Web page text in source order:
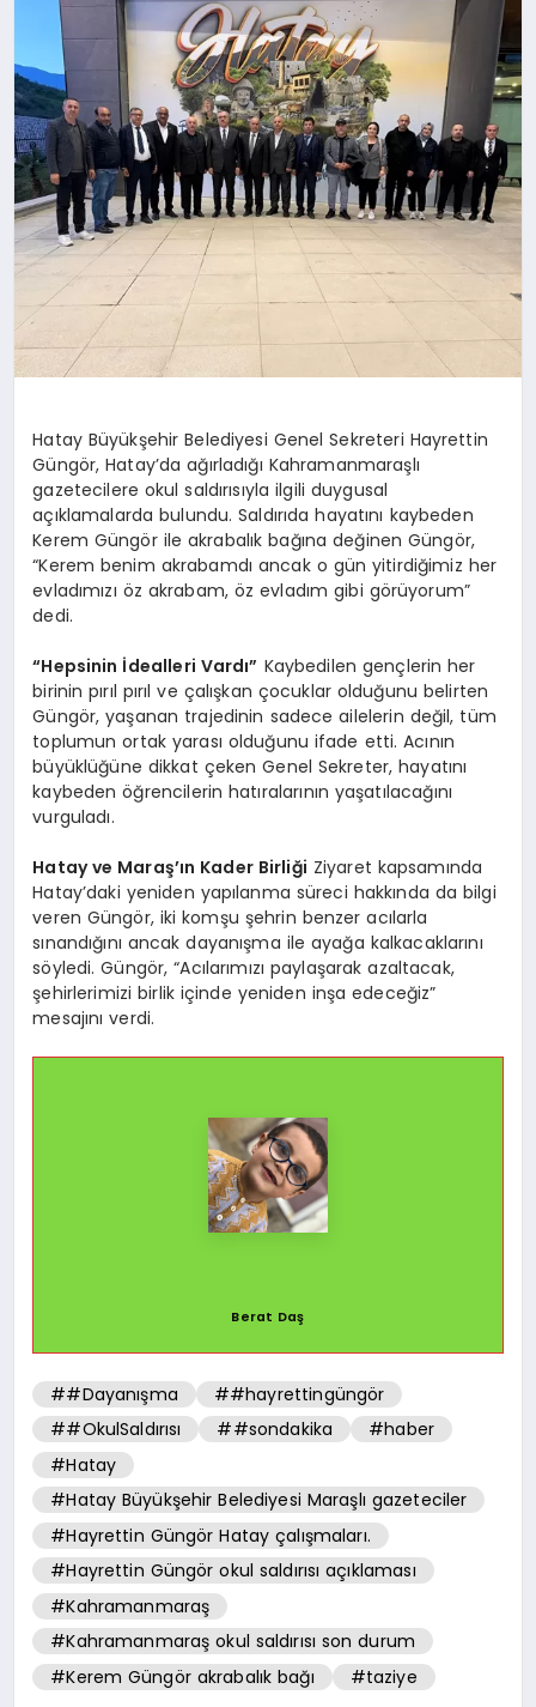
Hatay Büyükşehir Belediyesi Genel Sekreteri Hayrettin
Güngör, Hatay’da ağırladığı Kahramanmaraşlı
gazetecilere okul saldırısıyla ilgili duygusal
açıklamalarda bulundu. Saldırıda hayatını kaybeden
Kerem Güngör ile akrabalık bağına değinen Güngör,
“Kerem benim akrabamdı ancak o gün yitirdiğimiz her
evladımızı öz akrabam, öz evladım gibi görüyorum”
dedi.
“Hepsinin İdealleri Vardı” Kaybedilen gençlerin her
birinin pırıl pırıl ve çalışkan çocuklar olduğunu belirten
Güngör, yaşanan trajedinin sadece ailelerin değil, tüm
toplumun ortak yarası olduğunu ifade etti. Acının
büyüklüğüne dikkat çeken Genel Sekreter, hayatını
kaybeden öğrencilerin hatıralarının yaşatılacağını
vurguladı.
Hatay ve Maraş’ın Kader Birliği Ziyaret kapsamında
Hatay’daki yeniden yapılanma süreci hakkında da bilgi
veren Güngör, iki komşu şehrin benzer acılarla
sınandığını ancak dayanışma ile ayağa kalkacaklarını
söyledi. Güngör, “Acılarımızı paylaşarak azaltacak,
şehirlerimizi birlik içinde yeniden inşa edeceğiz”
mesajını verdi.
Berat Daş
##Dayanışma
##hayrettingüngör
##OkulSaldırısı
##sondakika
#haber
#Hatay
#Hatay Büyükşehir Belediyesi Maraşlı gazeteciler
#Hayrettin Güngör Hatay çalışmaları.
#Hayrettin Güngör okul saldırısı açıklaması
#Kahramanmaraş
#Kahramanmaraş okul saldırısı son durum
#Kerem Güngör akrabalık bağı
#taziye